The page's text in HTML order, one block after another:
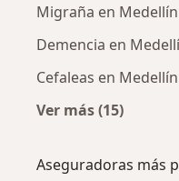
Migraña en Medellín
Demencia en
Cefaleas en Medellín
Ver más (15)
Aseguradoras más